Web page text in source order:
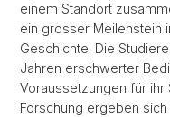
einem Standort
ein grosser Meilenstein
Geschichte. Die
Jahren erschwerter
Voraussetzungen für ihr
Forschung ergeben